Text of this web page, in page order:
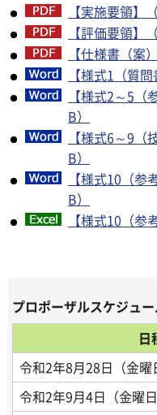
【実施要領】
【評価要領】
【仕様書（案
【様式1（質
【様式2～5
B）
【様式6～9
B）
【様式10（
B）
【様式10（参
日
令和2年8月28日（金曜
令和2年9月4日（金曜日
プロポーザルスケジュ